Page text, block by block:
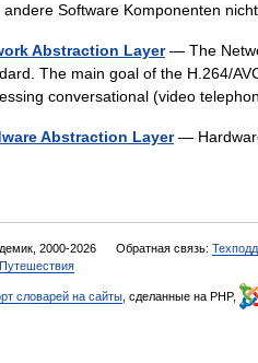
andere Software Komponenten
Abstraction Layer— The
The main goal of the H.264/
conversational (video
Abstraction Layer—
2000-2026 Обратная связь:
словарей на сайты , сделанные на PHP,